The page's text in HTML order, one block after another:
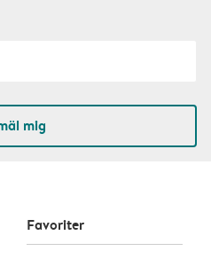
mig
Favoriter